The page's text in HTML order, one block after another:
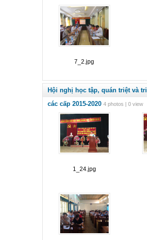
7_2.jpg
Hội nghị học tập, quán triệt và
các cấp 2015-2020 4 photos | 0 view
1_24.jpg